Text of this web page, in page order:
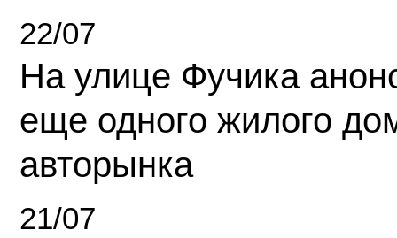
22/07
На улице Фучика
еще одного жилого
авторынка
21/07